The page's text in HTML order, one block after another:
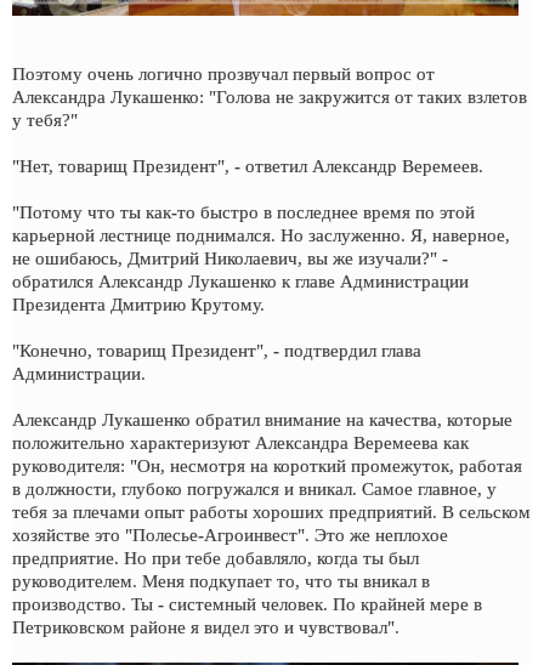
Поэтому очень логично прозвучал первый вопрос от
Александра Лукашенко: "Голова не закружится от таких взлетов
у тебя?"
"Нет, товарищ Президент", - ответил Александр Веремеев.
"Потому что ты как-то быстро в последнее время по этой
карьерной лестнице поднимался. Но заслуженно. Я, наверное,
не ошибаюсь, Дмитрий Николаевич, вы же изучали?" -
обратился Александр Лукашенко к главе Администрации
Президента Дмитрию Крутому.
"Конечно, товарищ Президент", - подтвердил глава
Администрации.
Александр Лукашенко обратил внимание на качества, которые
положительно характеризуют Александра Веремеева как
руководителя: "Он, несмотря на короткий промежуток, работая
в должности, глубоко погружался и вникал. Самое главное, у
тебя за плечами опыт работы хороших предприятий. В сельском
хозяйстве это "Полесье-Агроинвест". Это же неплохое
предприятие. Но при тебе добавляло, когда ты был
руководителем. Меня подкупает то, что ты вникал в
производство. Ты - системный человек. По крайней мере в
Петриковском районе я видел это и чувствовал".